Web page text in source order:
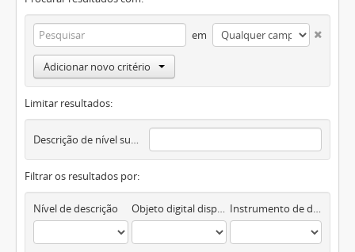
em
Adicionar novo critério
Limitar resultados:
Descrição de nível superior
Filtrar os resultados por:
Nível de descrição Objeto digital disponível Instrumento de descrição documental